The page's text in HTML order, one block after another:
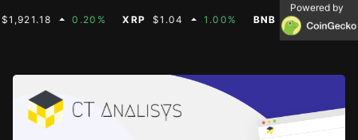
0.20% XRP $1.04 1.00% BNB $604.50 2.70%
Powered by